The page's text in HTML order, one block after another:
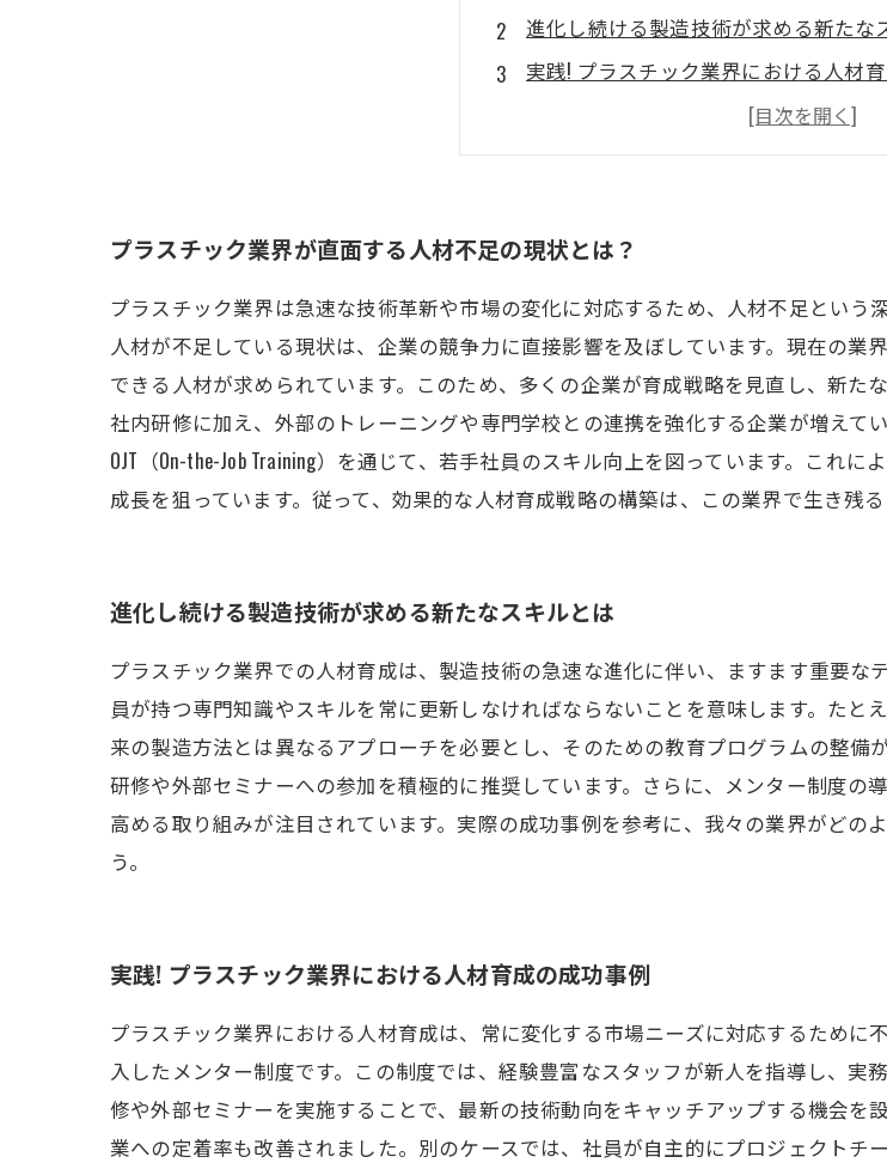
進化し続ける製造技術が求める新たな
実践! プラスチック業界における人材
持続可能な成長を実現するための戦略
企業が育てる次世代の人材: 未来のプ
未来を切り開くための具体的な育成プ
プラスチック業界が直面する人材不足の現状とは？
プラスチック業界は急速な技術革新や市場の変化に対応するため、人材不足とい
人材が不足している現状は、企業の競争力に直接影響を及ぼしています。現在の
できる人材が求められています。このため、多くの企業が育成戦略を見直し、新た
社内研修に加え、外部のトレーニングや専門学校との連携を強化する企業が増えて
OJT（On-the-Job Training）を通じて、若手社員のスキル向上を図っています。これ
成長を狙っています。従って、効果的な人材育成戦略の構築は、この業界で生き残る
進化し続ける製造技術が求める新たなスキルとは
プラスチック業界での人材育成は、製造技術の急速な進化に伴い、ますます重要
員が持つ専門知識やスキルを常に更新しなければならないことを意味します。たと
来の製造方法とは異なるアプローチを必要とし、そのための教育プログラムの整
研修や外部セミナーへの参加を積極的に推奨しています。さらに、メンター制度
高める取り組みが注目されています。実際の成功事例を参考に、我々の業界がど
う。
実践! プラスチック業界における人材育成の成功事例
プラスチック業界における人材育成は、常に変化する市場ニーズに対応するため
入したメンター制度です。この制度では、経験豊富なスタッフが新人を指導し、
修や外部セミナーを実施することで、最新の技術動向をキャッチアップする機会
業への定着率も改善されました。別のケースでは、社員が自主的にプロジェクト